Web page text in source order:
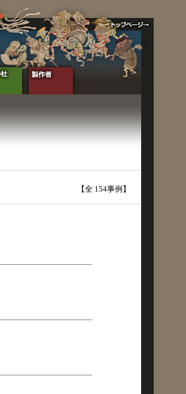
【全 154事例】